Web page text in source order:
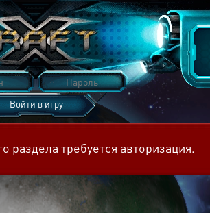
Войти в игру
раздела требуется авторизация.